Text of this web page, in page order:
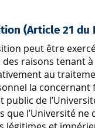
(Article 21 du
peut être
raisons tenant
au
la concernant
public de
que l’Université ne